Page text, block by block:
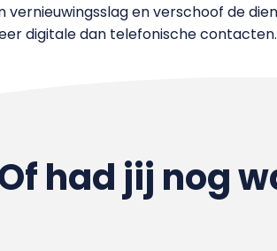
en verschoof de
digitale dan telefonische
had jij nog